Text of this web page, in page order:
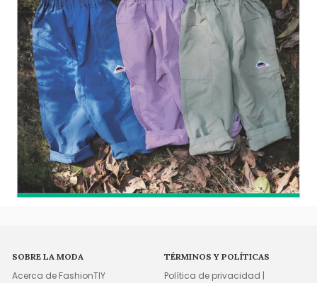
SOBRE LA MODA
Acerca de FashionTIY
TÉRMINOS Y POLÍTICAS
Política de privacidad |